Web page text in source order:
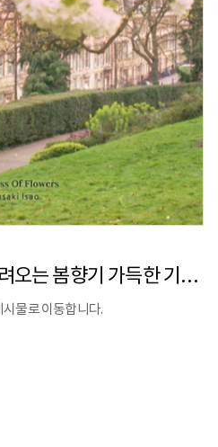
[playlist] 봄바람에 실려오는 봄향기 가득한 기분 좋은 감성 연주곡
물로 이동합니다.